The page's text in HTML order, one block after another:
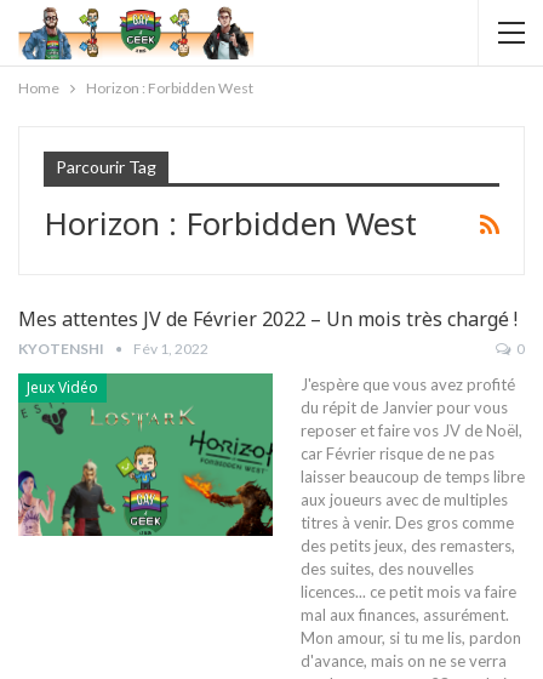
Home Horizon : Forbidden West
Parcourir Tag
Horizon : Forbidden West
Mes attentes JV de Février 2022 – Un mois très chargé !
KYOTENSHI Fév 1, 2022 0
Jeux Vidéo
J'espère que vous avez profité
du répit de Janvier pour vous
reposer et faire vos JV de Noël,
car Février risque de ne pas
laisser beaucoup de temps libre
aux joueurs avec de multiples
titres à venir. Des gros comme
des petits jeux, des remasters,
des suites, des nouvelles
licences... ce petit mois va faire
mal aux finances, assurément.
Mon amour, si tu me lis, pardon
d'avance, mais on ne se verra